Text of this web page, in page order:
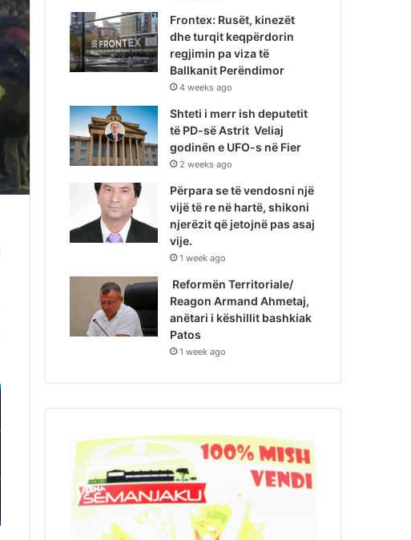
Frontex: Rusët, kinezët
dhe turqit keqpërdorin
regjimin pa viza të
Ballkanit Perëndimor
4 weeks ago
Shteti i merr ish deputetit
të PD-së Astrit Veliaj
godinën e UFO-s në Fier
2 weeks ago
Përpara se të vendosni një
vijë të re në hartë, shikoni
njerëzit që jetojnë pas asaj
vije.
1 week ago
Reformën Territoriale/
Reagon Armand Ahmetaj,
anëtari i këshillit bashkiak
Patos
1 week ago